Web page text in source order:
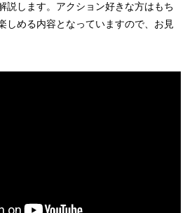
説します。アクション好きな方はもち
しめる内容となっていますので、お見